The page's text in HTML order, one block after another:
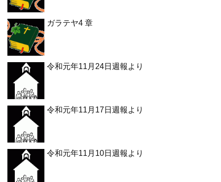
ガラテヤ4 章
令和元年11月24日週報より
令和元年11月17日週報より
令和元年11月10日週報より